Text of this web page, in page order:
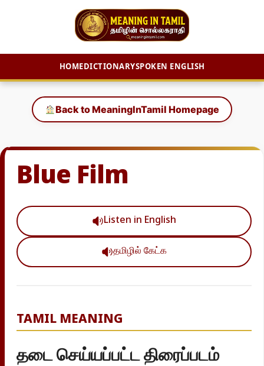
HOMEDICTIONARYSPOKEN ENGLISH
content
Back to MeaningInTamil Homepage
Blue Film
Listen in English
தமிழில் கேட்க
TAMIL MEANING
தடை செய்யப்பட்ட திரைப்படம்